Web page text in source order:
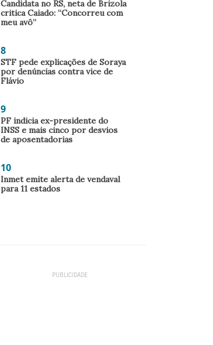
Candidata no RS, neta de Brizola
critica Caiado: “Concorreu com
meu avô”
8
STF pede explicações de Soraya
por denúncias contra vice de
Flávio
9
PF indicia ex-presidente do
INSS e mais cinco por desvios
de aposentadorias
10
Inmet emite alerta de vendaval
para 11 estados